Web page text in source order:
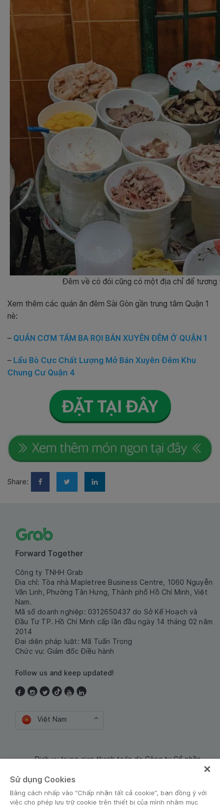
Đêm về có đói cũng có một địa chỉ để tương
Xem thêm các quán ăn đêm Sài Gòn gần trung tâm Quận 1
nè:
– QUÁN CƠM TẤM BA RỌI BÁN XUYÊN ĐÊM Ở QUẬN 1
– Lẩu Bò Cực Chất Lượng Mở Bán Xuyên Đêm Khu
Chung Cư Quận 4
Share:
Forward Together
Công ty TNHH Grab
Địa chỉ: Tòa nhà Mapletree Business Centre, 1060 Nguyễn
Văn Linh, Phường Tân Hưng, Thành phố Hồ Chí Minh, Việt
Nam.
Mã số doanh nghiệp: 0312650437 do Sở Kế Hoạch và
Đầu Tư TP. Hồ Chí Minh cấp lần đầu ngày 14 tháng 02 năm
2014
Đại diện pháp luật: Mã Tuấn Trọng
Chức vụ: Giám đốc Điều hành
Follow us and keep updated!
Việt Nam
Dịch vụ trung gian thanh toán do Công ty Cổ phần
Sử dụng Cookies
Bằng cách nhấp vào “Chấp nhận tất cả cookie”, bạn đồng ý với
việc cho phép lưu trữ cookie trên thiết bị của mình nhằm mục